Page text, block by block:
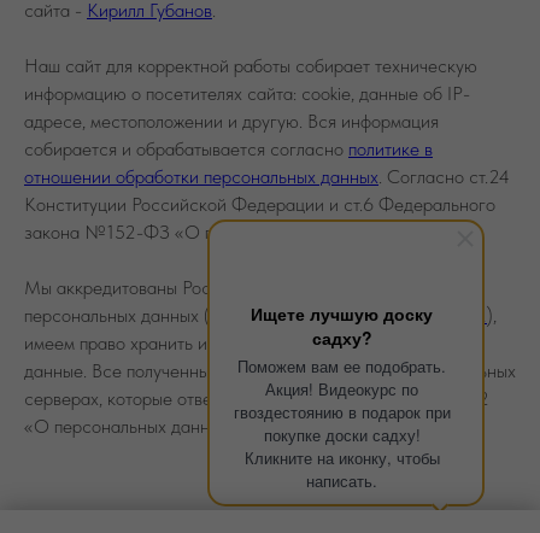
Ищете лучшую доску
садху?
Поможем вам ее подобрать.
Акция! Видеокурс по
гвоздестоянию в подарок при
покупке доски садху!
Кликните на иконку, чтобы
написать.
сайта - Кирилл Губанов.
Наш сайт для корректной работы собирает техническую
информацию о посетителях сайта: cookie, данные об IP-
адресе, местоположении и другую. Вся информация
собирается и обрабатывается согласно политике в
отношении обработки персональных данных. Согласно ст.24
Конституции Российской Федерации и ст.6 Федерального
закона №152-ФЗ «О персональных данных».
Мы аккредитованы Роскомнадзором как оператор
персональных данных (
номер регистрации 77-25-386212 ),
имеем право хранить и обрабатывать ваши персональные
данные. Все полученные документы хранятся на специальных
серверах, которые отвечают всем требованиям ФЗ №152
«О персональных данных».